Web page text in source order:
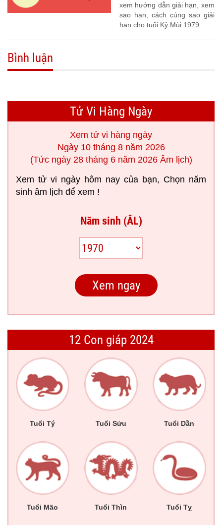
xem hướng dẫn giải hạn, xem
sao hạn, cách cúng sao giải
hạn cho tuổi Kỷ Mùi 1979
Bình luận
Tử Vi Hàng Ngày
Xem tử vi hàng ngày
Ngày 10 tháng 8 năm 2026
(Tức ngày 28 tháng 6 năm 2026 Âm lịch)
Xem tử vi ngày hôm nay của bạn, Chọn năm
sinh âm lịch để xem !
Năm sinh (ÂL)
12 Con giáp 2024
Tuổi Tý Tuổi Sửu Tuổi Dần
Tuổi Mão Tuổi Thìn Tuổi Tỵ